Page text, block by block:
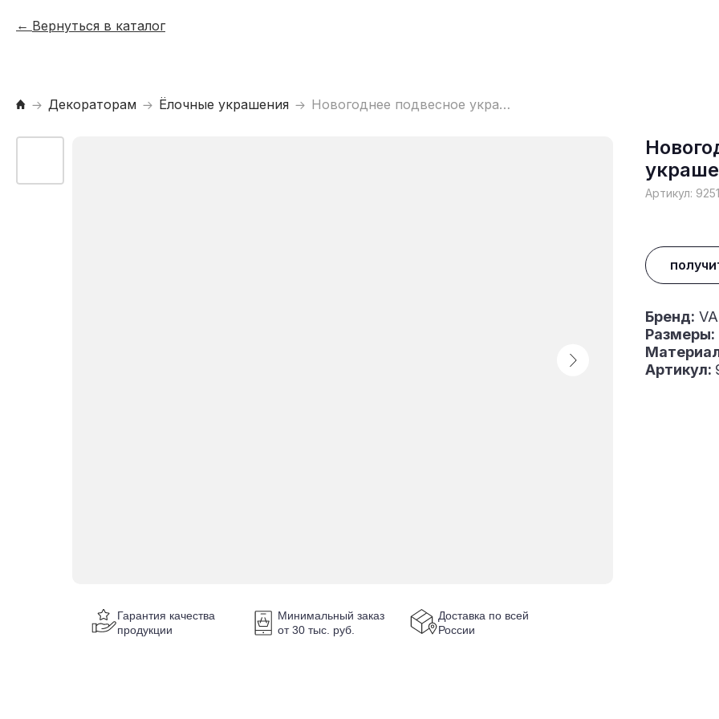
Вернуться в каталог
Декораторам Ёлочные украшения Новогоднее подвесное украшение
Артикул:
Бренд:
Размеры:
Артикул:
Гарантия качества
продукции
Минимальный заказ
от 30 тыс. руб.
Доставка по всей
России